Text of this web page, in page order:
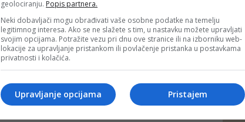
geolociranju. Popis partnera.
Neki dobavljači mogu obrađivati vaše osobne podatke na temelju
legitimnog interesa. Ako se ne slažete s tim, u nastavku možete upravljati
svojim opcijama. Potražite vezu pri dnu ove stranice ili na izborniku web-
lokacije za upravljanje pristankom ili povlačenje pristanka u postavkama
privatnosti i kolačića.
Pristajem
Upravljanje opcijama